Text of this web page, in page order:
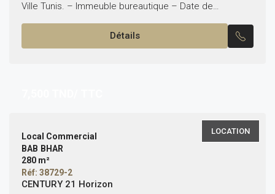
Ville Tunis. – Immeuble bureautique – Date de
construction : 2023 – Superficie totale : 100m²...
Détails
LOCATION
Local Commercial
BAB BHAR
280 m²
Réf: 38729-2
CENTURY 21 Horizon